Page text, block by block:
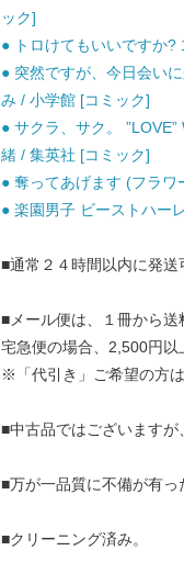
ック]
● トロけてもいいですか?
● 突然ですが、今日会い
み / 小学館 [コミック]
● サクラ、サク。
緒 / 集英社 [コミック]
● 奪ってあげます (フラ
● 楽園男子 ビーストハー
■通常２４時間以内に発送
■メール便は、１冊から送
宅急便の場合、2,500円以
※「代引き」ご希望の方
■中古品ではございますが
■万が一品質に不備が有っ
■クリーニング済み。